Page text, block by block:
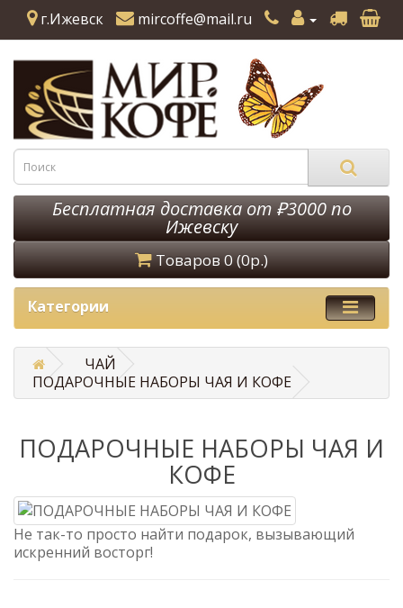
г.Ижевск mircoffe@mail.ru
Бесплатная доставка от ₽3000 по
Ижевску
Товаров 0 (0р.)
Категории
ЧАЙ
ПОДАРОЧНЫЕ НАБОРЫ ЧАЯ И КОФЕ
ПОДАРОЧНЫЕ НАБОРЫ ЧАЯ И
КОФЕ
Не так-то просто найти подарок, вызывающий
искренний восторг!